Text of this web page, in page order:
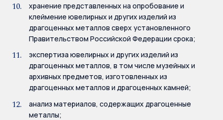
хранение представленных на опробование и
клеймение ювелирных и других изделий из
драгоценных металлов сверх установленного
Правительством Российской Федерации срока;
экспертиза ювелирных и других изделий из
драгоценных металлов, в том числе музейных и
архивных предметов, изготовленных из
драгоценных металлов и драгоценных камней;
анализ материалов, содержащих драгоценные
металлы;